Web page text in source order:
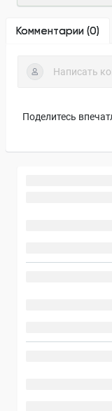
Комментарии (0)
Поделитесь